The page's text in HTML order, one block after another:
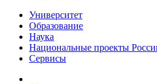
Университет
Образование
Наука
Национальные проекты
Сервисы